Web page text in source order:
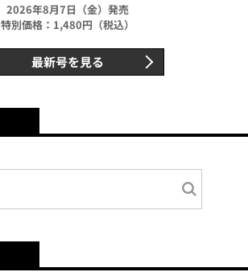
2026年8月7日（金）発売
特別価格：1,480円（税込）
最新号を見る